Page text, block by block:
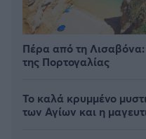
Πέρα από τη Λισαβόνα:
της Πορτογαλίας
Το καλά κρυμμένο
των Αγίων και η